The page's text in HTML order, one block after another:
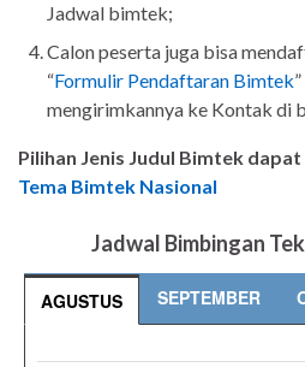
Jadwal bimtek;
Calon peserta juga bisa
“Formulir Pendaftaran Bimtek
mengirimkannya ke Kontak di
Pilihan Jenis Judul Bimtek
Tema Bimtek Nasional
Jadwal Bimbingan
AGUSTUS SEPTEMBER